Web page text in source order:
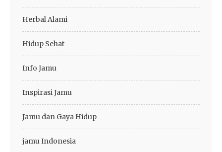
Herbal Alami
Hidup Sehat
Info Jamu
Inspirasi Jamu
Jamu dan Gaya Hidup
jamu Indonesia